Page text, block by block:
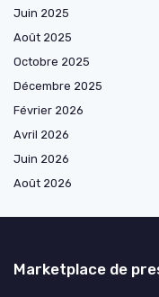
Juin 2025
Août 2025
Octobre 2025
Décembre 2025
Février 2026
Avril 2026
Juin 2026
Août 2026
Marketplace de